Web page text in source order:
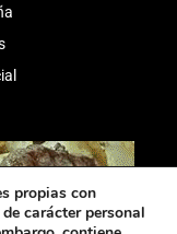
propias con
carácter personal